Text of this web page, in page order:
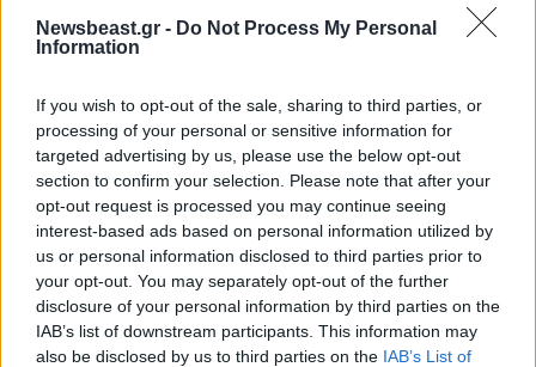
Newsbeast.gr - Do Not Process My Personal
Information
If you wish to opt-out of the sale, sharing to third parties, or
processing of your personal or sensitive information for
targeted advertising by us, please use the below opt-out
section to confirm your selection. Please note that after your
opt-out request is processed you may continue seeing
interest-based ads based on personal information utilized by
us or personal information disclosed to third parties prior to
your opt-out. You may separately opt-out of the further
disclosure of your personal information by third parties on the
IAB’s list of downstream participants. This information may
also be disclosed by us to third parties on the IAB’s List of